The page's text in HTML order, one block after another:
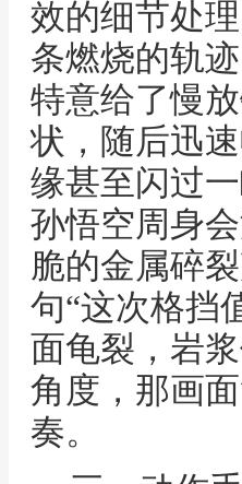
效的细节处
条燃烧的轨
特意给了慢
状，随后迅
缘甚至闪过
孙悟空周身
脆的金属碎
句“这次格挡
面龟裂，岩
角度，那画
奏。